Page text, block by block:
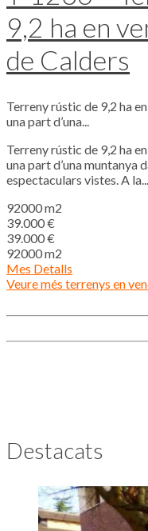
9,2 ha en
de Calders
Terreny rústic de 9,2 ha
una part d’una...
Terreny rústic de 9,2 ha
una part d’una muntanya
espectaculars vistes. A la...
92000 m2
39.000 €
39.000 €
92000 m2
Mes Detalls
Veure més terrenys en
Destacats